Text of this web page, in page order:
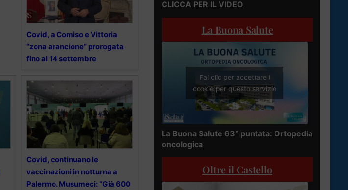
Covid, a Comiso e Vittoria
“zona arancione” prorogata
fino al 14 settembre
Covid, continuano le
vaccinazioni in notturna a
Palermo. Musumeci: “Già 600
CLICCA PER IL VIDEO
La Buona Salute
Fai clic per accettare i
cookie per questo servizio
La Buona Salute 63° puntata: Ortopedia
oncologica
Oltre il Castello